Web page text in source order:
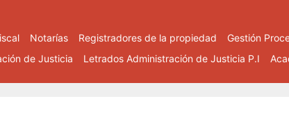
Notarías Registradores de la propiedad Gestión
de Justicia
Letrados Administración de Justicia P.I